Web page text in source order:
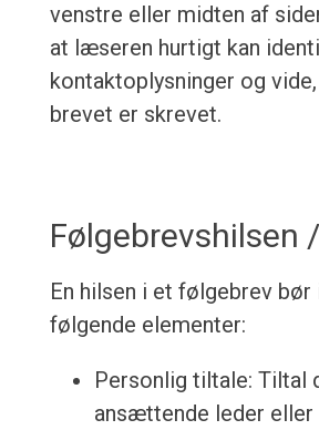
venstre eller midten af
at læseren hurtigt kan
kontaktoplysninger og
brevet er skrevet.
Følgebrevshilsen
En hilsen i et følgebrev bør
følgende elementer:
Personlig tiltale: Tiltal
ansættende leder eller